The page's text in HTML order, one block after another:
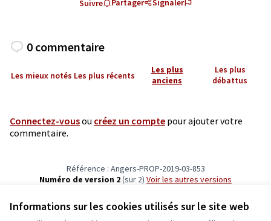
Informations sur les cookies utilisés sur le site web
Suivre Partager Signaler
0 commentaire
Les mieux notés Les plus récents
Les plus
anciens
Les plus
débattus
Connectez-vousou créez un compte pour ajouter votre
commentaire.
Référence : Angers-PROP-2019-03-853
Numéro de version 2(sur 2)
voir les autres versions